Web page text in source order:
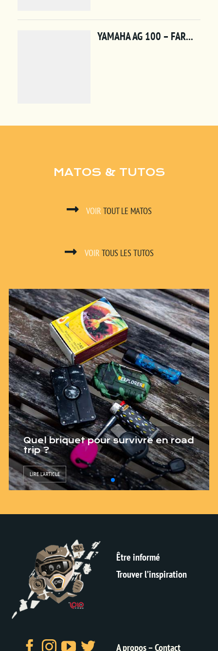
MATOS & TUTOS
VOIR TOUT LE MATOS
VOIR TOUS LES TUTOS
Quel briquet pour survivre en road
trip ?
LIRE L'ARTICLE
Être informé
Trouver l’inspiration
A propos – Contact